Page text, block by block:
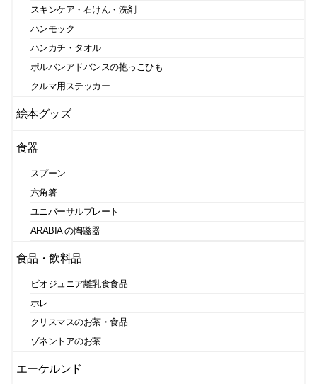
スキンケア・石けん・洗剤
ハンモック
ハンカチ・タオル
ポルバンアドバンスの抱っこひも
クルマ用ステッカー
絵本グッズ
食器
スプーン
六角箸
ユニバーサルプレート
ARABIA の陶磁器
食品・飲料品
ビオジュニア離乳食食品
ホレ
クリスマスのお茶・食品
ゾネントアのお茶
エーケルンド